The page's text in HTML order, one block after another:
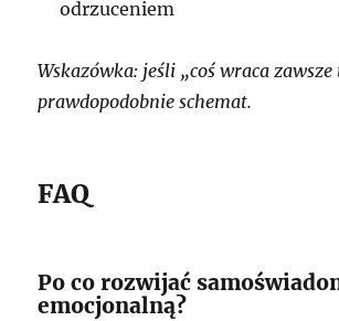
odrzuceniem
Wskazówka: jeśli „coś wraca
prawdopodobnie schemat.
FAQ
Po co rozwijać
emocjonalną?